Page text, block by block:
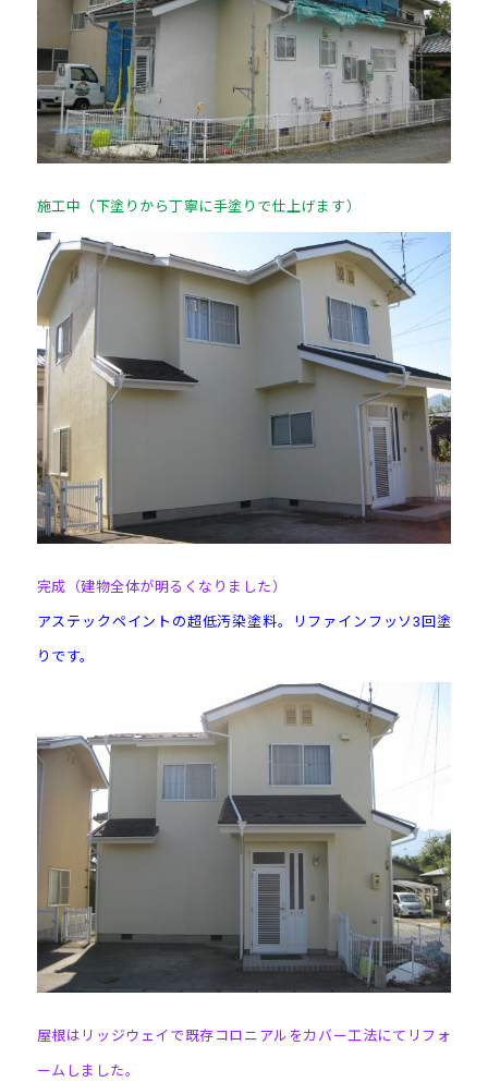
施工中（下塗りから丁寧に手塗りで仕上げます）
完成（建物全体が明るくなりました）
アステックペイントの超低汚染塗料。リファインフッソ3回塗
りです。
屋根はリッジウェイで既存コロニアルをカバー工法にてリフォ
ームしました。